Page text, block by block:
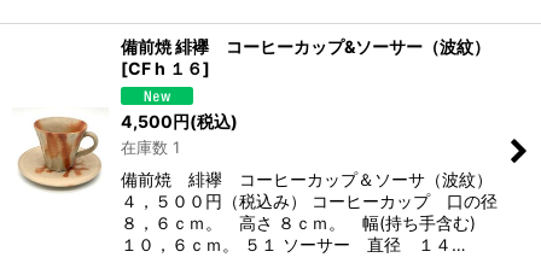
備前焼 緋襷 コーヒーカップ&ソーサー（波紋）
[CF h １６]
4,500円(税込)
在庫数 1
備前焼 緋襷 コーヒーカップ＆ソーサ（波紋）
４，５００円（税込み） コーヒーカップ 口の径
８，６ｃｍ。 高さ ８ｃｍ。 幅(持ち手含む)
１０，６ｃｍ。 ５１ ソーサー 直径 １４…